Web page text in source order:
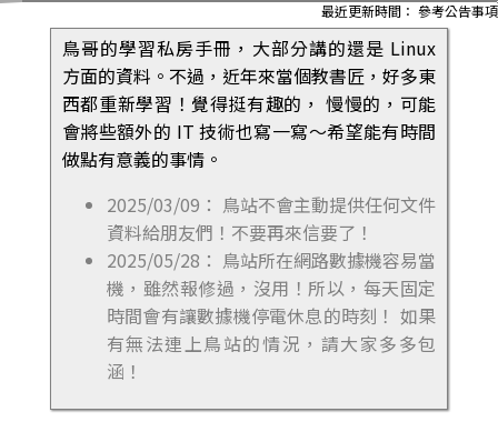
最近更新時間： 參考公告事項
鳥哥的學習私房手冊，大部分講的還是 Linux
方面的資料。不過，近年來當個教書匠，好多東
西都重新學習！覺得挺有趣的， 慢慢的，可能
會將些額外的 IT 技術也寫一寫～希望能有時間
做點有意義的事情。
2025/03/09： 鳥站不會主動提供任何文件
資料給朋友們！不要再來信要了！
2025/05/28： 鳥站所在網路數據機容易當
機，雖然報修過，沒用！所以，每天固定
時間會有讓數據機停電休息的時刻！ 如果
有無法連上鳥站的情況，請大家多多包
涵！